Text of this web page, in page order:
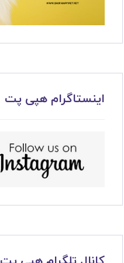
اینستاگرام هپی پت